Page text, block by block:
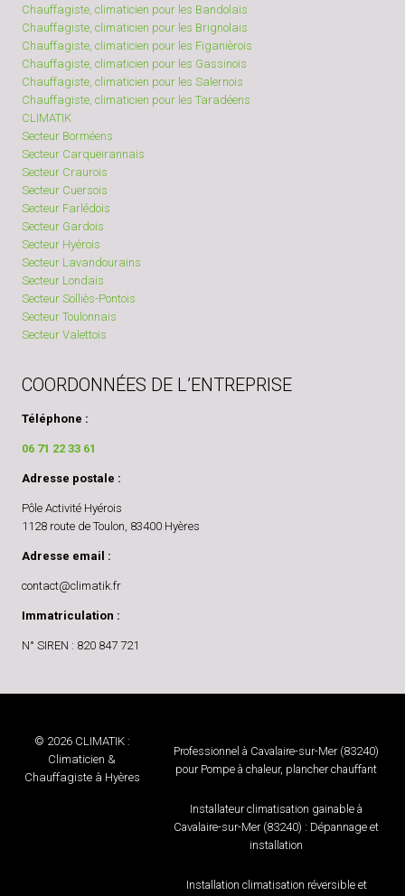
Chauffagiste, climaticien pour les Bandolais
Chauffagiste, climaticien pour les Brignolais
Chauffagiste, climaticien pour les Figanièrois
Chauffagiste, climaticien pour les Gassinois
Chauffagiste, climaticien pour les Salernois
Chauffagiste, climaticien pour les Taradéens
CLIMATIK
Secteur Borméens
Secteur Carqueirannais
Secteur Craurois
Secteur Cuersois
Secteur Farlédois
Secteur Gardois
Secteur Hyérois
Secteur Lavandourains
Secteur Londais
Secteur Solliès-Pontois
Secteur Toulonnais
Secteur Valettois
COORDONNÉES DE L’ENTREPRISE
Téléphone :
06 71 22 33 61
Adresse postale :
Pôle Activité Hyérois
1128 route de Toulon, 83400 Hyères
Adresse email :
contact@climatik.fr
Immatriculation :
N° SIREN : 820 847 721
© 2026 CLIMATIK :
Climaticien &
Chauffagiste à Hyères
Professionnel à Cavalaire-sur-Mer (83240)
pour Pompe à chaleur, plancher chauffant
Installateur climatisation gainable à
Cavalaire-sur-Mer (83240) : Dépannage et
installation
Installation climatisation réversible et